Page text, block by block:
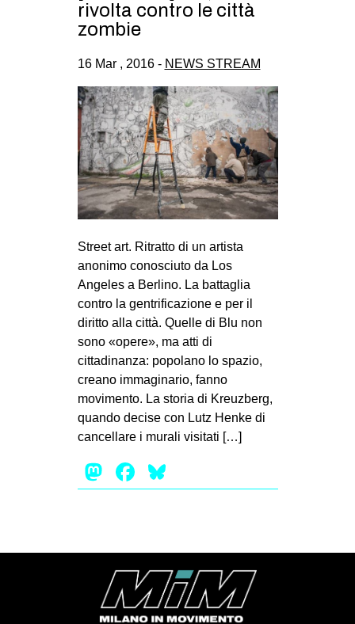
rivolta contro le città
zombie
16 Mar , 2016 - NEWS STREAM
Street art. Ritratto di un artista
anonimo conosciuto da Los
Angeles a Berlino. La battaglia
contro la gentrificazione e per il
diritto alla città. Quelle di Blu non
sono «opere», ma atti di
cittadinanza: popolano lo spazio,
creano immaginario, fanno
movimento. La storia di Kreuzberg,
quando decise con Lutz Henke di
cancellare i murali visitati […]
Mastodon
Facebook